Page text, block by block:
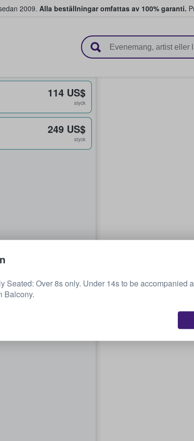
2009. Alla beställningar omfattas av 100% garanti.
114 US$
styck
249 US$
styck
Seated: Over 8s only. Under 14s to be accompanied
Balcony.